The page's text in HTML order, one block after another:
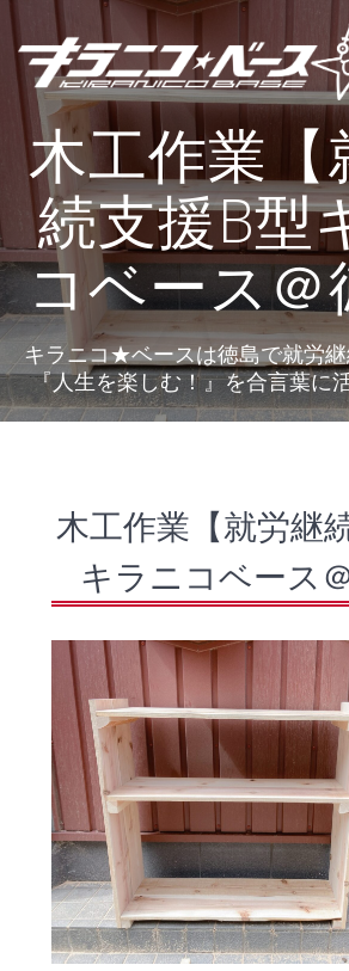
テ
ン
ツ
キ
ッ
プ
木工作業【
続支援B型
コベース＠
キラニコ★ベースは徳島で就労
『人生を楽しむ！』を合言葉に
木工作業【就労継
キラニコベース